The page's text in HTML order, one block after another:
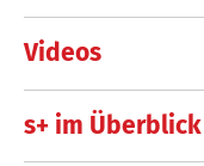
Videos
s+ im Überblick